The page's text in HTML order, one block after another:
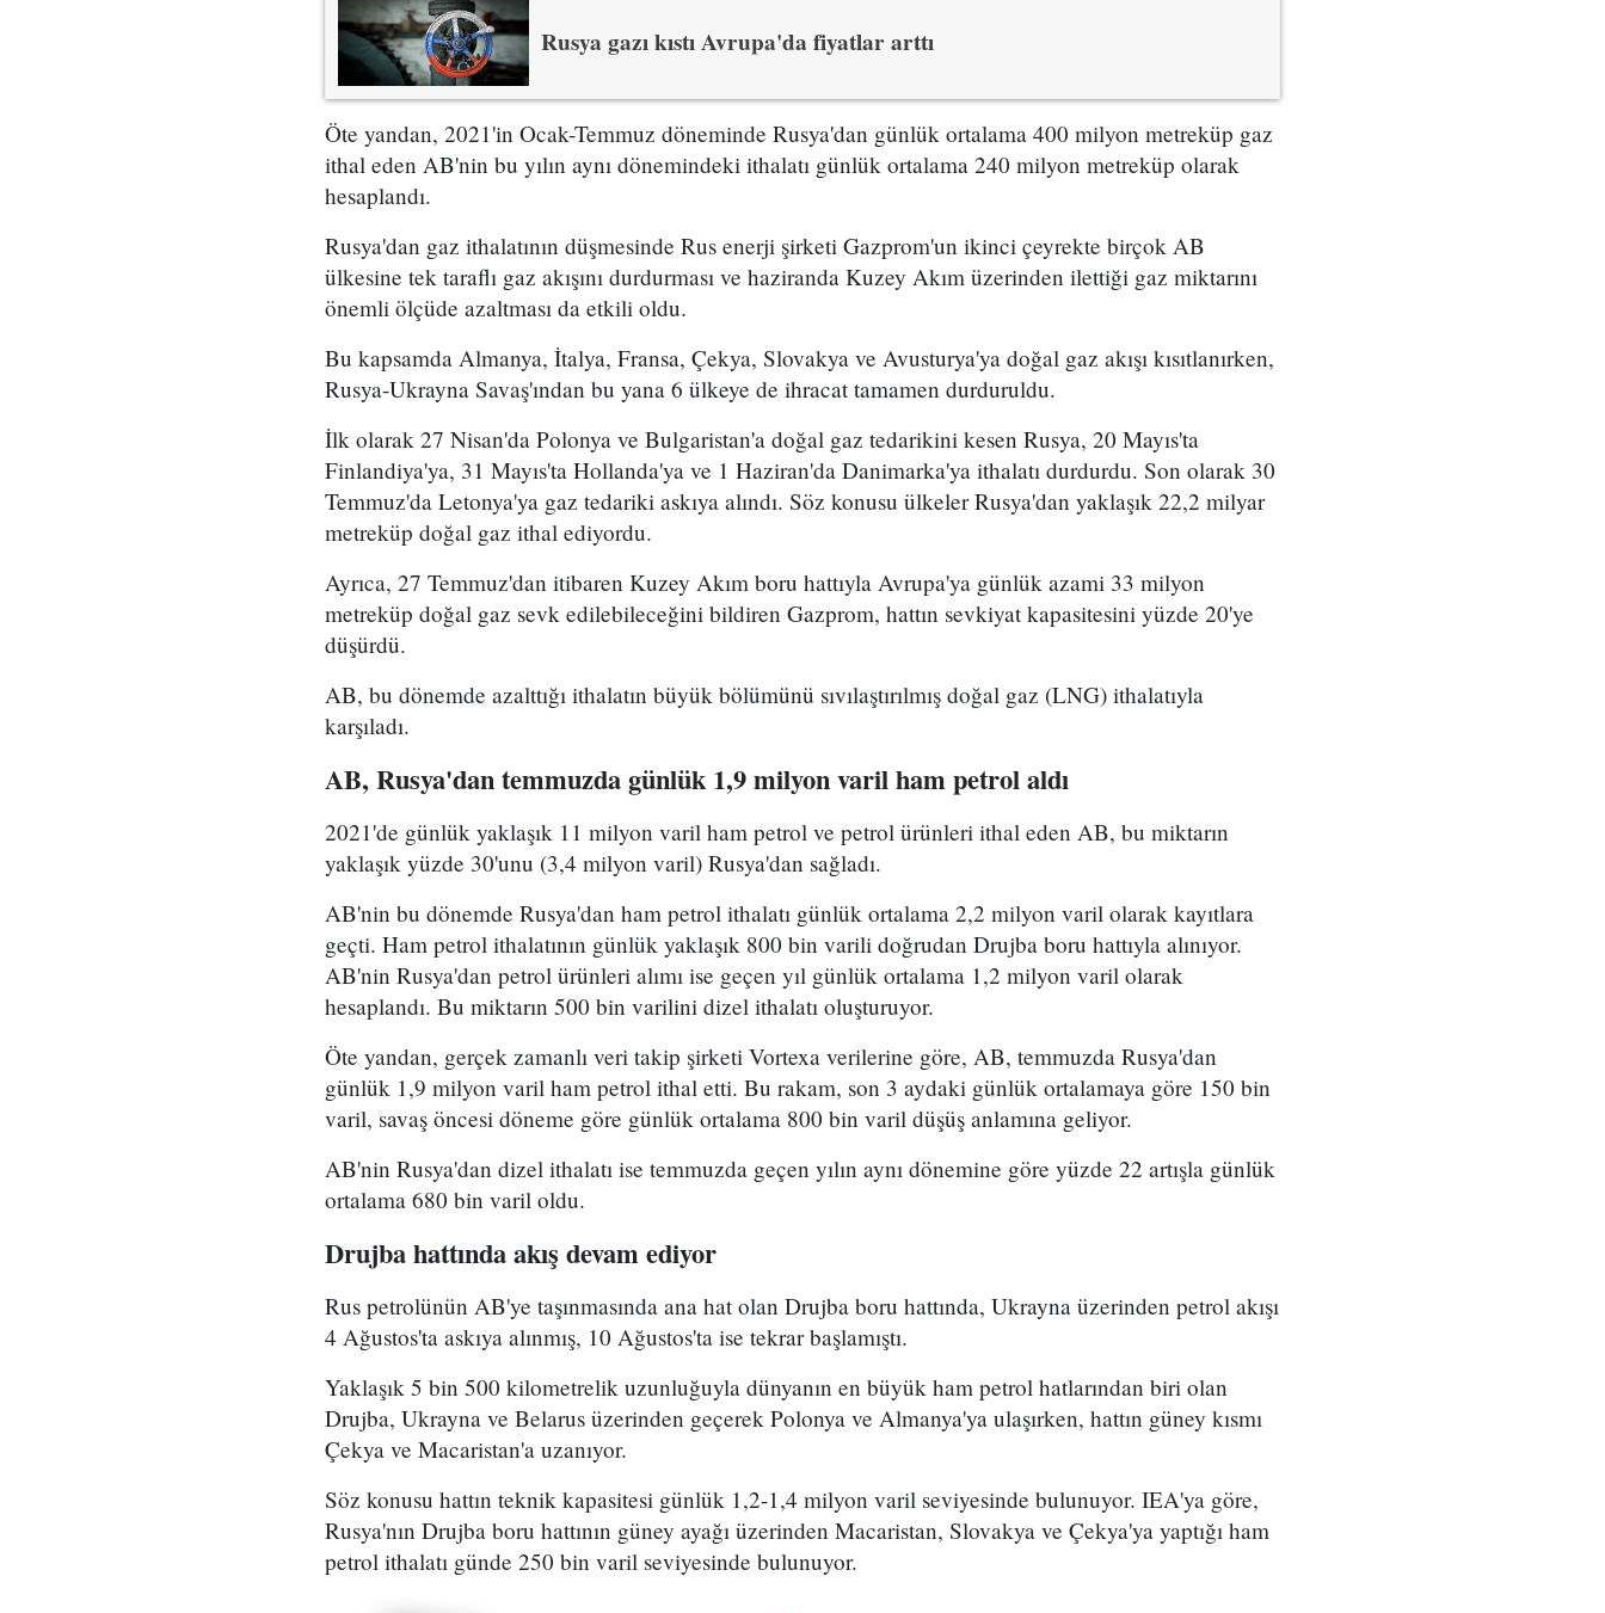
Rusya gazı kıstı Avrupa'da fiyatlar arttı
Öte yandan, 2021'in Ocak-Temmuz döneminde Rusya'dan günlük ortalama 400 milyon metreküp gaz
ithal eden AB'nin bu yılın aynı dönemindeki ithalatı günlük ortalama 240 milyon metreküp olarak
hesaplandı.
Rusya'dan gaz ithalatının düşmesinde Rus enerji şirketi Gazprom'un ikinci çeyrekte birçok AB
ülkesine tek taraflı gaz akışını durdurması ve haziranda Kuzey Akım üzerinden ilettiği gaz miktarını
önemli ölçüde azaltması da etkili oldu.
Bu kapsamda Almanya, İtalya, Fransa, Çekya, Slovakya ve Avusturya'ya doğal gaz akışı kısıtlanırken,
Rusya-Ukrayna Savaş'ından bu yana 6 ülkeye de ihracat tamamen durduruldu.
İlk olarak 27 Nisan'da Polonya ve Bulgaristan'a doğal gaz tedarikini kesen Rusya, 20 Mayıs'ta
Finlandiya'ya, 31 Mayıs'ta Hollanda'ya ve 1 Haziran'da Danimarka'ya ithalatı durdurdu. Son olarak 30
Temmuz'da Letonya'ya gaz tedariki askıya alındı. Söz konusu ülkeler Rusya'dan yaklaşık 22,2 milyar
metreküp doğal gaz ithal ediyordu.
Ayrıca, 27 Temmuz'dan itibaren Kuzey Akım boru hattıyla Avrupa'ya günlük azami 33 milyon
metreküp doğal gaz sevk edilebileceğini bildiren Gazprom, hattın sevkiyat kapasitesini yüzde 20'ye
düşürdü.
AB, bu dönemde azalttığı ithalatın büyük bölümünü sıvılaştırılmış doğal gaz (LNG) ithalatıyla
karşıladı.
AB, Rusya'dan temmuzda günlük 1,9 milyon varil ham petrol aldı
2021'de günlük yaklaşık 11 milyon varil ham petrol ve petrol ürünleri ithal eden AB, bu miktarın
yaklaşık yüzde 30'unu (3,4 milyon varil) Rusya'dan sağladı.
AB'nin bu dönemde Rusya'dan ham petrol ithalatı günlük ortalama 2,2 milyon varil olarak kayıtlara
geçti. Ham petrol ithalatının günlük yaklaşık 800 bin varili doğrudan Drujba boru hattıyla alınıyor.
AB'nin Rusya'dan petrol ürünleri alımı ise geçen yıl günlük ortalama 1,2 milyon varil olarak
hesaplandı. Bu miktarın 500 bin varilini dizel ithalatı oluşturuyor.
Öte yandan, gerçek zamanlı veri takip şirketi Vortexa verilerine göre, AB, temmuzda Rusya'dan
günlük 1,9 milyon varil ham petrol ithal etti. Bu rakam, son 3 aydaki günlük ortalamaya göre 150 bin
varil, savaş öncesi döneme göre günlük ortalama 800 bin varil düşüş anlamına geliyor.
AB'nin Rusya'dan dizel ithalatı ise temmuzda geçen yılın aynı dönemine göre yüzde 22 artışla günlük
ortalama 680 bin varil oldu.
Drujba hattında akış devam ediyor
Rus petrolünün AB'ye taşınmasında ana hat olan Drujba boru hattında, Ukrayna üzerinden petrol akışı
4 Ağustos'ta askıya alınmış, 10 Ağustos'ta ise tekrar başlamıştı.
Yaklaşık 5 bin 500 kilometrelik uzunluğuyla dünyanın en büyük ham petrol hatlarından biri olan
Drujba, Ukrayna ve Belarus üzerinden geçerek Polonya ve Almanya'ya ulaşırken, hattın güney kısmı
Çekya ve Macaristan'a uzanıyor.
Söz konusu hattın teknik kapasitesi günlük 1,2-1,4 milyon varil seviyesinde bulunuyor. IEA'ya göre,
Rusya'nın Drujba boru hattının güney ayağı üzerinden Macaristan, Slovakya ve Çekya'ya yaptığı ham
petrol ithalatı günde 250 bin varil seviyesinde bulunuyor.